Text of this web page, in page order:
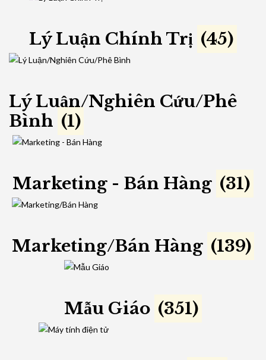
Lý Luận Chính Trị (45)
Lý Luận/Nghiên Cứu/Phê
Bình (1)
Marketing - Bán Hàng (31)
Marketing/Bán Hàng (139)
Mẫu Giáo (351)